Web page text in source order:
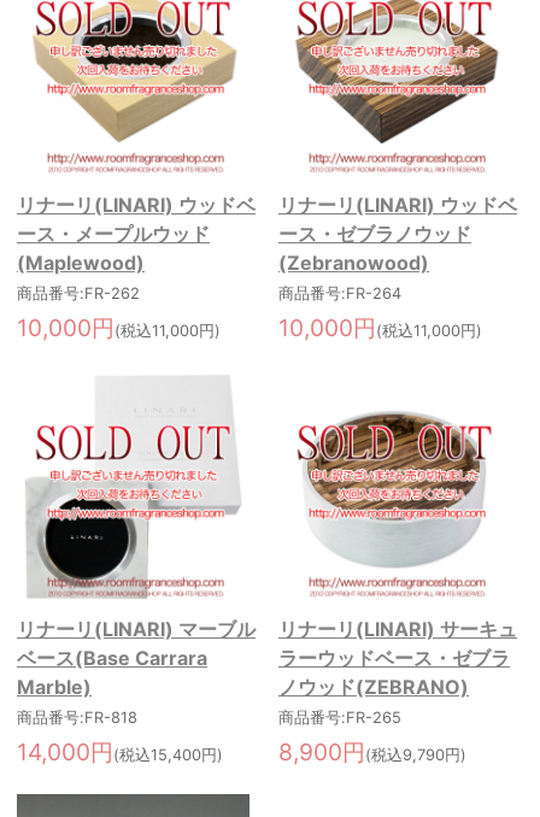
リナーリ(LINARI) ウッドベ
ース・メープルウッド
(Maplewood)
商品番号:FR-262
10,000円 (税込11,000円)
リナーリ(LINARI) ウッドベ
ース・ゼブラノウッド
(Zebranowood)
商品番号:FR-264
10,000円 (税込11,000円)
リナーリ(LINARI) マーブル
ベース(Base Carrara
Marble)
商品番号:FR-818
14,000円 (税込15,400円)
リナーリ(LINARI) サーキュ
ラーウッドベース・ゼブラ
ノウッド(ZEBRANO)
商品番号:FR-265
8,900円 (税込9,790円)